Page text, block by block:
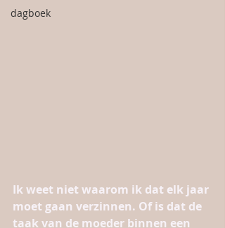
dagboek
Ik weet niet waarom ik dat elk jaar
moet gaan verzinnen. Of is dat de
taak van de moeder binnen een